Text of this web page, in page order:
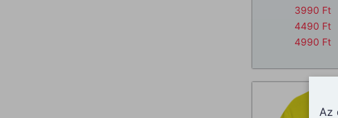
Az
3990 Ft
4490 Ft
4990 Ft